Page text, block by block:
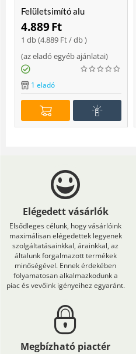
Felületsimító alu
erősített, rome 400 mm
Soft
4.889Ft
1 db (4.889 Ft/ db )
(az eladó egyéb ajánlatai)
1 eladó
Elégedett vásárlók
Elsődleges célunk, hogy vásárlóink
maximálisan elégedettek legyenek
szolgáltatásainkkal, árainkkal, az
általunk forgalmazott termékek
minőségével. Ennek érdekében
folyamatosan alkalmazkodunk a
piac és vevőink igényeihez egyaránt.
Megbízható piactér